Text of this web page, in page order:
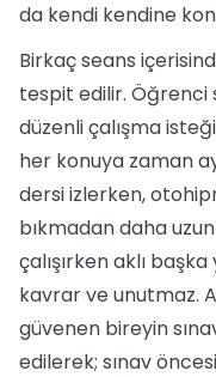
da kendi kendine
Birkaç seans
tespit edilir. Öğrenci
düzenli çalışma
her konuya zaman
dersi izlerken,
bıkmadan daha
çalışırken aklı başka
kavrar ve unutmaz.
güvenen bireyin
edilerek; sınav